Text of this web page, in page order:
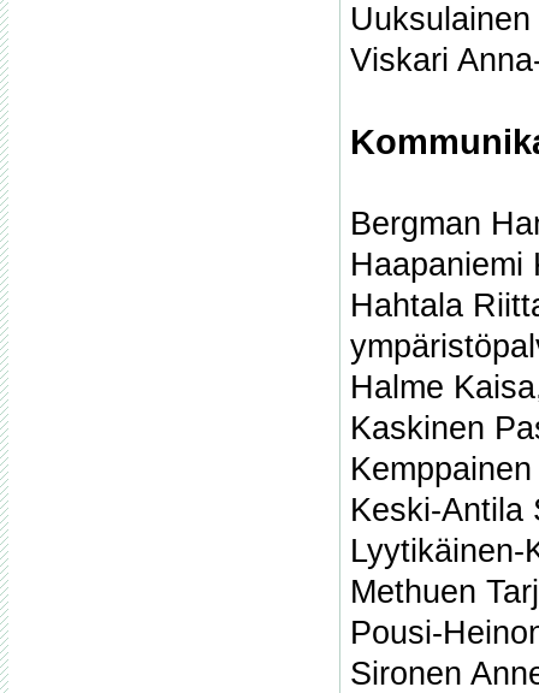
Viskari
Bergman
Haapaniemi
Hahtala
Halme
Kaskinen
Keski-Antila
Lyytikäinen-
Methuen
Pousi-
Sironen